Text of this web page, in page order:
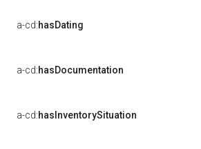
a-cd:hasDating
a-cd:hasDocumentation
a-cd:hasInventorySituation